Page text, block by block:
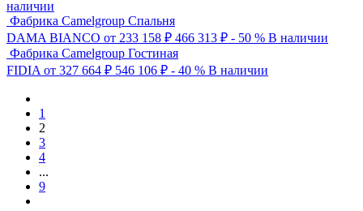
наличии
Фабрика Camelgroup Спальня
DAMA BIANCO от 233 158 ₽ 466 313 ₽ - 50 % В наличии
Фабрика Camelgroup Гостиная
FIDIA от 327 664 ₽ 546 106 ₽ - 40 % В наличии
1
2
3
4
...
9